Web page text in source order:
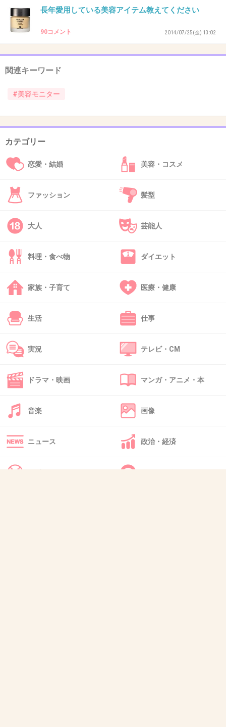
31. 匿名2015/07/23(木) 16:14:06
主さん、たぶん悪い方ではないからこんなとこ
でも、26さんのいう通り向こうもお仕事です。
りますが、普通の性格のかたはただ報酬もらえ
ん。(実際そのあとは…。)
向こうもお仕事です。
それだけは忘れないで行ってくださいね！
+23
32. 匿名
タダほど怖い物は無い
33. 匿名
30さん
恥ずかしながらエステにいったことないです(´･ω･`)
20で結婚して21で出産してという流れで
お金もある！とは言いきれないです…
+6
長年愛用している美容アイテム教えてください
90コメント 2014/07/25(金) 13:02
関連キーワード
#美容モニター
カテゴリー
恋愛・結婚 美容・コスメ
ファッション 髪型
大人 芸能人
料理・食べ物 ダイエット
家族・子育て 医療・健康
生活 仕事
実況 テレビ・CM
ドラマ・映画 マンガ・アニメ・本
音楽 画像
ニュース 政治・経済